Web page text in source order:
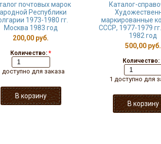
почтовых марок
Республики
1973-1980 гг.
Москва 1983 год
200,00 руб.
Количество: *
доступно для заказа
Каталог-
маркированные
СССР, 1977-1979
1982 год
500,00 руб.
Количество:
1 доступно для